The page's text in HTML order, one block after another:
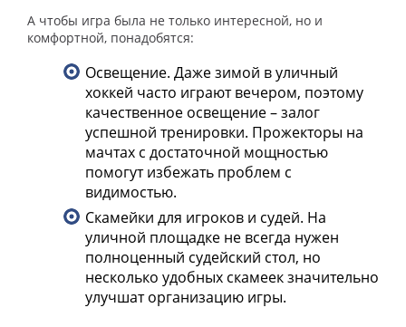
А чтобы игра была не только интересной, но и
комфортной, понадобятся:
Освещение. Даже зимой в уличный
хоккей часто играют вечером, поэтому
качественное освещение – залог
успешной тренировки. Прожекторы на
мачтах с достаточной мощностью
помогут избежать проблем с
видимостью.
Скамейки для игроков и судей. На
уличной площадке не всегда нужен
полноценный судейский стол, но
несколько удобных скамеек значительно
улучшат организацию игры.